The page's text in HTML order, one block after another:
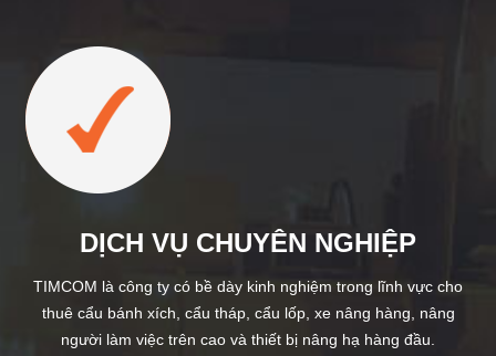
DỊCH VỤ CHUYÊN NGHIỆP
TIMCOM là công ty có bề dày kinh nghiệm trong lĩnh vực cho
thuê cẩu bánh xích, cẩu tháp, cẩu lốp, xe nâng hàng, nâng
người làm việc trên cao và thiết bị nâng hạ hàng đầu.